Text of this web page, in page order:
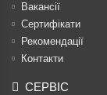
Вакансії
Сертифікати
Рекомендації
Контакти
СЕРВІС